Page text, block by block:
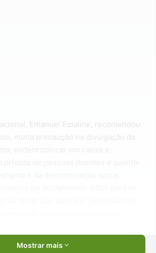
Emanuel Estaline, recomendou
muita precaução na divulgação de
Mostrar mais